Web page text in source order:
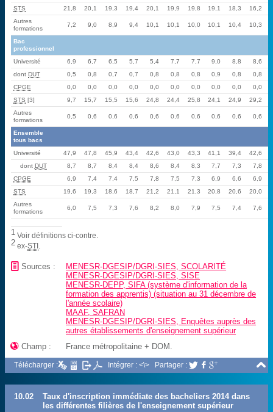
STS
21,8 20,1 19,3 19,4 20,1 19,9 19,8 19,1 18,3 16,2
Autres
formations
7,2 9,0 8,9 9,4 10,1 10,1 10,0 10,1 10,4 10,3
Bac
professionnel
Université
6,9 6,7 6,5 5,7 5,4 7,7 7,7 9,0 8,8
8,6
dontDUT 0,5 0,8 0,7 0,7 0,8 0,8 0,8 0,9 0,8
0,8
CPGE
0,0 0,0 0,0 0,0 0,0 0,0 0,0 0,0 0,0
0,0
STS [3] 9,7 15,7 15,5 15,6 24,8 24,4 25,8 24,1 24,9 29,2
Autres
formations
0,5 0,6 0,6 0,6 0,6 0,6 0,6 0,6 0,6 0,6
Ensemble
tous bacs
Université
47,9 47,8 45,9 43,4 42,6 43,0 43,3 41,1 39,4 42,6
dont DUT 8,7 8,7 8,4 8,4 8,6 8,4 8,3 7,7 7,3
7,8
CPGE
6,9 7,4 7,4 7,5 7,8 7,5 7,3 6,9 6,6
6,9
STS
19,6 19,3 18,6 18,7 21,2 21,1 21,3 20,8 20,6 20,0
Autres
formations
6,0 7,5 7,3 7,6 8,2 8,0 7,9 7,5 7,4 7,6
1 Voir définitions ci-contre.
2 ex-STI
📄 Sources :
MENESR-DGESIP/DGRI-SIES, SCOLARITÉ
MENESR-DGESIP/DGRI-SIES, SISE
MENESR-DEPP, SIFA (système d'information de la
formation des apprentis) (situation au 31 décembre de
l'année scolaire)
MAAF, SAFRAN
MENESR-DGESIP/DGRI-SIES, Enquêtes auprès des
autres établissements d'enseignement supérieur
 Champ : France métropolitaine + DOM.

Télécharger : Intégrer : <\> Partager :   
10.02
Taux d'inscription immédiate des bacheliers 2014 dans
les différentes filières de l'enseignement supérieur